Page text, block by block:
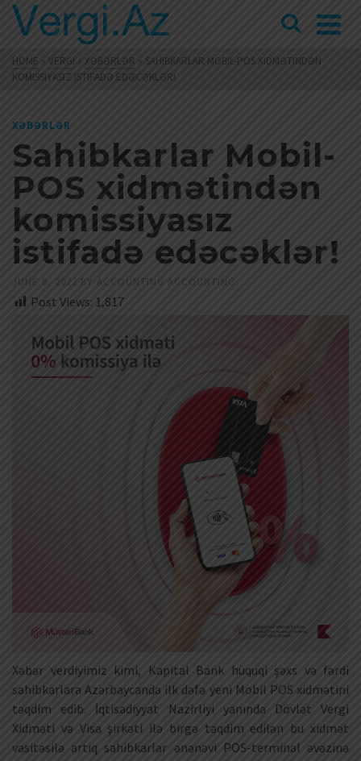
HOME » VERGI » XƏBƏRLƏR » SAHIBKARLAR MOBIL-POS XIDMƏTINDƏN
KOMISSIYASIZ ISTIFADƏ EDƏCƏKLƏR!
XƏBƏRLƏR
Sahibkarlar Mobil-
POS xidmətindən
komissiyasız
istifadə edəcəklər!
JUNE 8, 2022 BY ACCOUNTING ACCOUNTING
Post Views: 1,817
Xəbər verdiyimiz kimi, Kapital Bank hüquqi şəxs və fərdi
sahibkarlara Azərbaycanda ilk dəfə yeni Mobil POS xidmətini
təqdim edib. İqtisadiyyat Nazirliyi yanında Dövlət Vergi
Xidməti və Visa şirkəti ilə birgə təqdim edilən bu xidmət
vasitəsilə artıq sahibkarlar ənənəvi POS-terminal əvəzinə